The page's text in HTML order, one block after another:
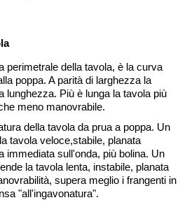
perimetrale della tavola, è la curva
poppa. A parità di larghezza la
lunghezza. Più è lunga la tavola più
meno manovrabile.
della tavola da prua a poppa. Un
tavola veloce,stabile, planata
immediata sull'onda, più bolina. Un
la tavola lenta, instabile, planata
supera meglio i frangenti in
"all'ingavonatura".